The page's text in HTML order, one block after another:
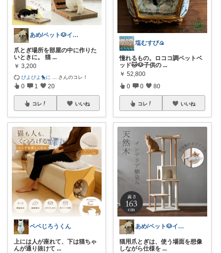
あめ/ペット🐶インテリア🪑
爪とぎ場所を部屋の中に作りた
いときに。 猫 ...
￥ 3,200
ぴよぴよ🐤に さんのコレ！
0 1 20
コレ いいね
ペペじろうくん
上には人が座れて、下は猫ちゃ
んが通り抜けて ...
塩むすび🍙
憧れるもの。ロココ調ペットベ
ッド🐱🐶子供の ...
￥ 52,800
0 0 80
コレ いいね
あめ/ペット🐶インテリア🪑
猫用爪とぎは、使う場面を想像
しながら仕様を ...